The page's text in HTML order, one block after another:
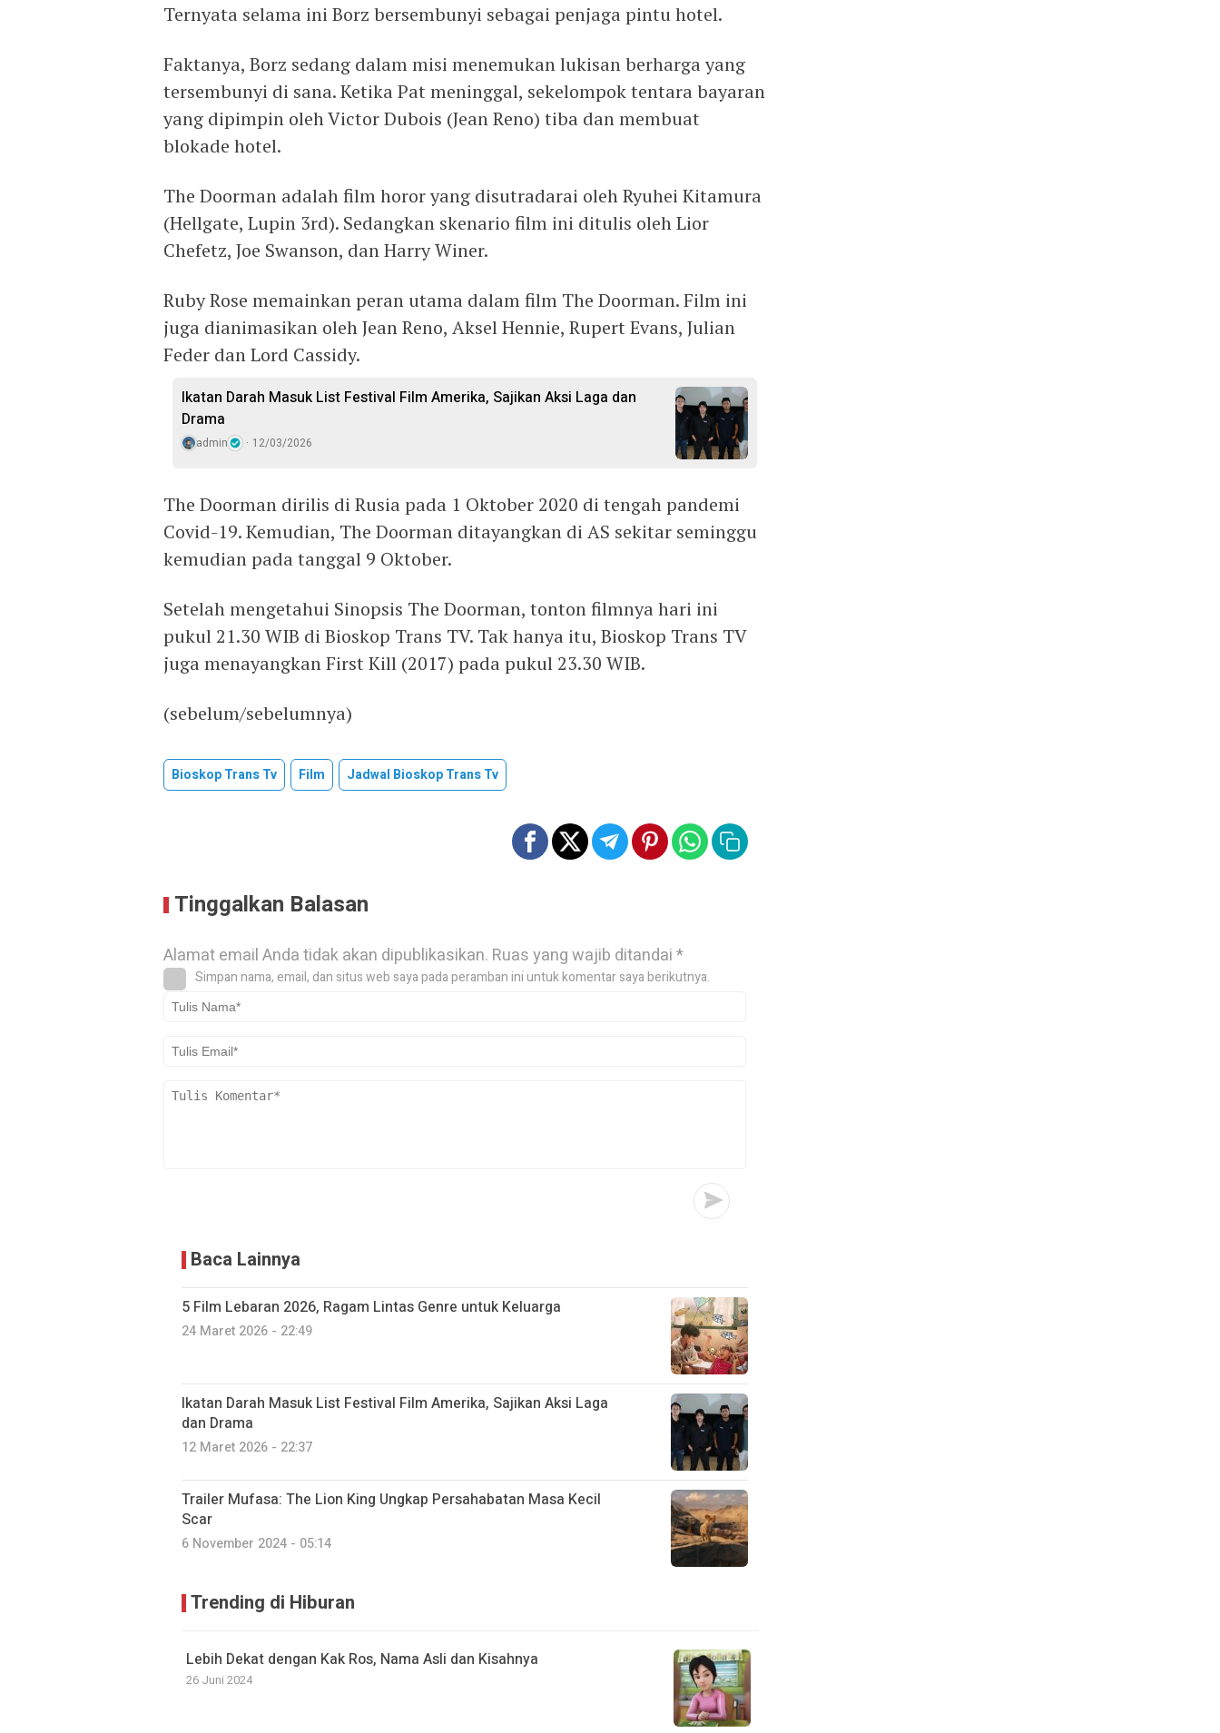
Ternyata selama ini Borz bersembunyi sebagai penjaga pintu hotel.
Faktanya, Borz sedang dalam misi menemukan lukisan berharga yang
tersembunyi di sana. Ketika Pat meninggal, sekelompok tentara bayaran
yang dipimpin oleh Victor Dubois (Jean Reno) tiba dan membuat
blokade hotel.
The Doorman adalah film horor yang disutradarai oleh Ryuhei Kitamura
(Hellgate, Lupin 3rd). Sedangkan skenario film ini ditulis oleh Lior
Chefetz, Joe Swanson, dan Harry Winer.
Ruby Rose memainkan peran utama dalam film The Doorman. Film ini
juga dianimasikan oleh Jean Reno, Aksel Hennie, Rupert Evans, Julian
Feder dan Lord Cassidy.
Ikatan Darah Masuk List Festival Film Amerika, Sajikan Aksi Laga dan
Drama
admin 12/03/2026
The Doorman dirilis di Rusia pada 1 Oktober 2020 di tengah pandemi
Covid-19. Kemudian, The Doorman ditayangkan di AS sekitar seminggu
kemudian pada tanggal 9 Oktober.
Setelah mengetahui Sinopsis The Doorman, tonton filmnya hari ini
pukul 21.30 WIB di Bioskop Trans TV. Tak hanya itu, Bioskop Trans TV
juga menayangkan First Kill (2017) pada pukul 23.30 WIB.
(sebelum/sebelumnya)
Bioskop Trans Tv Film Jadwal Bioskop Trans Tv
Tinggalkan Balasan
Alamat email Anda tidak akan dipublikasikan. Ruas yang wajib ditandai*
Simpan nama, email, dan situs web saya pada peramban ini untuk komentar saya berikutnya.
Baca Lainnya
5 Film Lebaran 2026, Ragam Lintas Genre untuk Keluarga
24 Maret 2026 - 22:49
Ikatan Darah Masuk List Festival Film Amerika, Sajikan Aksi Laga
dan Drama
12 Maret 2026 - 22:37
Trailer Mufasa: The Lion King Ungkap Persahabatan Masa Kecil
Scar
6 November 2024 - 05:14
Trending di Hiburan
Lebih Dekat dengan Kak Ros, Nama Asli dan Kisahnya
26 Juni 2024